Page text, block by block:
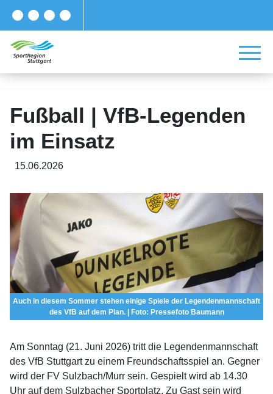
Fußball | VfB-Legenden
im Einsatz
15.06.2026
Auch in diesem Sommer stehen einige Spiele der Legendenmannschaft
des VfB auf dem Plan. | Foto: Pressefoto Baumann
Am Sonntag (21. Juni 2026) tritt die Legendenmannschaft
des VfB Stuttgart zu einem Freundschaftsspiel an. Gegner
wird der FV Sulzbach/Murr sein. Gespielt wird ab 14.30
Uhr auf dem Sulzbacher Sportplatz. Zu Gast sein wird